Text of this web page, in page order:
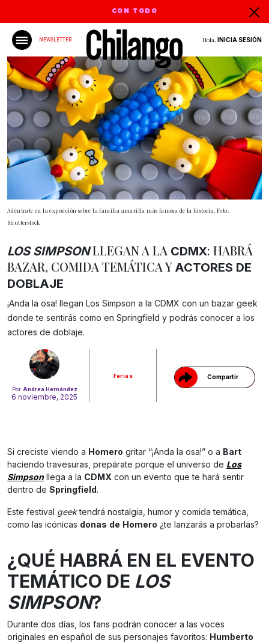
CON TODO
NEWSLETTER Hola, INICIA SESIÓN
Adéntrate en la exposición sobre la familia amarilla más famosa de la historia. Foto:
Shutterstock
Por Andrea Hernández
6 noviembre, 2025
Ferias Compartir
Gracias!
LOS SIMPSONLLEGAN A LA CDMX: HABRÁ
BAZAR, COMIDA TEMÁTICA Y ACTORES DE
DOBLAJE
¡Anda la osa! llegan Los Simpson a la CDMX con un bazar geek
donde te sentirás como en Springfield y podrás conocer a los
actores de doblaje.
Si creciste viendo a Homero gritar “¡Anda la osa!” o a Bart
haciendo travesuras, prepárate porque el universo de Los
Simpsonllega a la CDMX con un evento que te hará sentir
dentro de Springfield .
Este festival geektendrá nostalgia, humor y comida temática,
como las icónicas donas de Homero ¿te lanzarás a probarlas?
¿QUÉ HABRÁ EN EL EVENTO
TEMÁTICO DE LOS
SIMPSON?
Durante dos días, los fans podrán conocer a las voces
originales en español de sus personajes favoritos: Humberto